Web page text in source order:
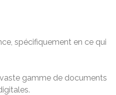
spécifiquement en ce qui
gamme de documents